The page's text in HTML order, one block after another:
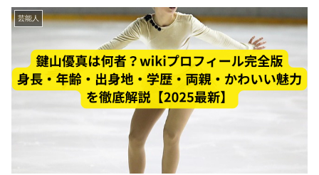
芸能人